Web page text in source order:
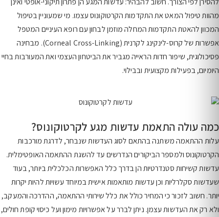
מהוות טיפול המאט את התקדמות הקרטוקונוס עצמו. מי שמעוניין בטיפול
המכוון להאטת התקדמות המחלה מוזמן לבחון עם רופא העיניים המטפל
אפשרות של קרוס-לינקינג לקרנית (Corneal Cross-Linking). מבחינה
פסיכולוגית, שיפור חדות הראייה מגביר את הביטחון העצמי ואת המעורבות בחיי
היומיום, בפעילות מקצועית ובבילוי.
כמה עולה התאמת עדשות מגע לקרטוקונוס?
עלות ההתאמה משתנה בהתאם לסוג העדשות שנבחר, לדרגת מורכבות
הקרטוקונוס ולמספר הביקורים הנדרשים עד להשגת ההתאמה האופטימלית.
עדשות קשיחות סטנדרטיות הן בדרך כלל האפשרות הכלכלית ביותר, בעוד
שעדשות סקלרליות וכן עדשות מותאמות אישית במיוחד עשויות להיות יקרות
יותר. חשוב לזכור כי המחיר כולל את כלל שירותי ההתאמה, ההדרכה והמעקב,
ולא רק את העדשות עצמן. ניתן לברר על אפשרויות מימון ועל כיסוי קופת חולים,